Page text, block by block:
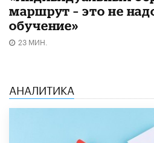
маршрут – это не
обучение»
23 МИН.
АНАЛИТИКА